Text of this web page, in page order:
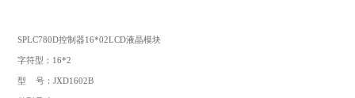
SPLC780D控制器16*02LCD液晶模块
字符型：16*2
型 号：JXD1602B